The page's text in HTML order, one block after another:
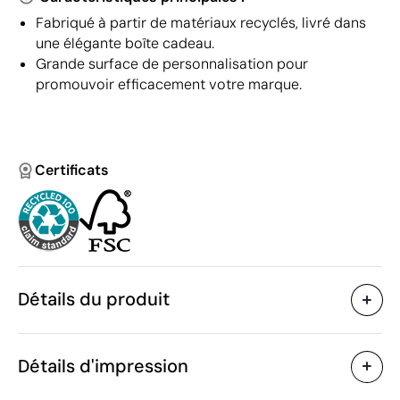
Fabriqué à partir de matériaux recyclés, livré dans
une élégante boîte cadeau.
Grande surface de personnalisation pour
promouvoir efficacement votre marque.
Certificats
Détails du produit
Caractéristiques
Code du produit
Détails d'impression